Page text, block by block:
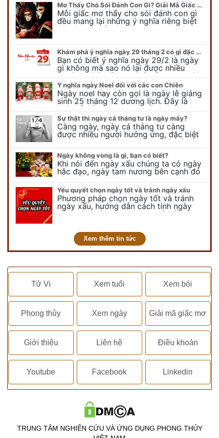
Mơ Thấy Chó Sói Đánh Con Gì? Giải Mã Giấc Mơ Bí Ẩn
Mỗi giấc mơ thấy cho sói đánh con gì
đều mang lại những ý nghĩa riêng biệt
và có thể phản ánh tâm trạng, suy nghĩ
Khám phá ý nghĩa ngày 29 tháng 2 có gì đặc biệt?
Bạn có biết ý nghĩa ngày 29/2 là ngày
gì không mà sao nó lại được nhiều
người chú ý đến vậy. Tất cả mọi người
đều cho rằng đây…
Ý nghĩa ngày Noel đối với các con Chiên
Ngày noel hay còn gọi là ngày lễ giáng
sinh 25 tháng 12 dương lịch. Đây là
ngày lễ của bên thiên chúa giáo, ngày
lễ thiên chúa giáng sinh,…
Sự thật thì ngày cá tháng tư là ngày mấy?
Càng ngày, ngày cá tháng tư càng
được nhiều người hưởng ứng, đặc biệt
là các bạn trẻ bởi họ sẽ nghĩ ra đủ trò
vui chơi, tinh nghịch, hài…
Ngày không vong là gì, bạn có biết?
Khi nói đến ngày xấu chúng ta có ngày
hắc đạo, ngày tam nương bên cạnh đó
còn có ngày không vong. Tuy nhiên khi
nói đến ngày không vong…
Yếu quyết chọn ngày tốt và tránh ngày xấu
Phương pháp chọn ngày tốt và tránh
ngày xấu, hướng dẫn cách tính ngày
tốt, ngày xấu trong tháng để tiến hành
Xem thêm tin tức
Tử Vi Xem tuổi Xem bói
Phong thủy Xem ngày Giải mã giấc mơ
Giới thiệu Liên hệ Điều khoản
Youtube Facebook Linkedin
TRUNG TÂM NGHIÊN CỨU VÀ ỨNG DỤNG PHONG THỦY